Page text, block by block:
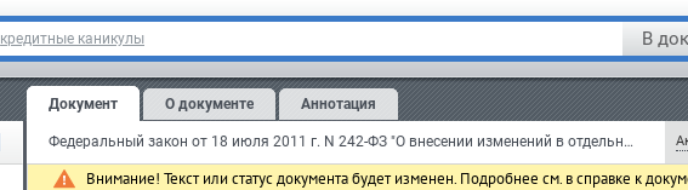
кредитные каникулы В
Документ О документе Аннотация
Федеральный закон от 18 июля 2011 г. N 242-ФЗ "О внесении изменений в отдельные законодательные акты Российской Федерации по вопросам осуществления государственного контроля (надзора) и муниципального контроля" (с изменениями и дополнениями)
Внимание! Текст или статус документа будет изменен. Подробнее см. в справке к
Внести в
Российской Федерации от 7 февраля 1992
Федерального законаот 9 января 1996 года N 2-ФЗ) (Ведомости
Верховного Совета Российской Федерации, 1992, N 15, ст.
1996, N 3, ст. 140; 1999, N 51, ст. 6287; 2002, N 1, ст. 2; 2004,
ст. 4943; 2007, N 44, ст. 5282; 2008, N 30, ст. 3616; 2009, N 23,
изменения: